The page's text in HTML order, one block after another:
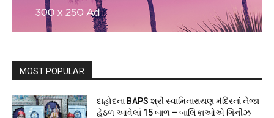
MOST POPULAR
દાહોદના BAPS શ્રી સ્વામિનારાયણ મંદિરનાં નેજા
હેઠળ આવેલાં 15 બાળ – બાલિકાઓએ ગિનીઝ